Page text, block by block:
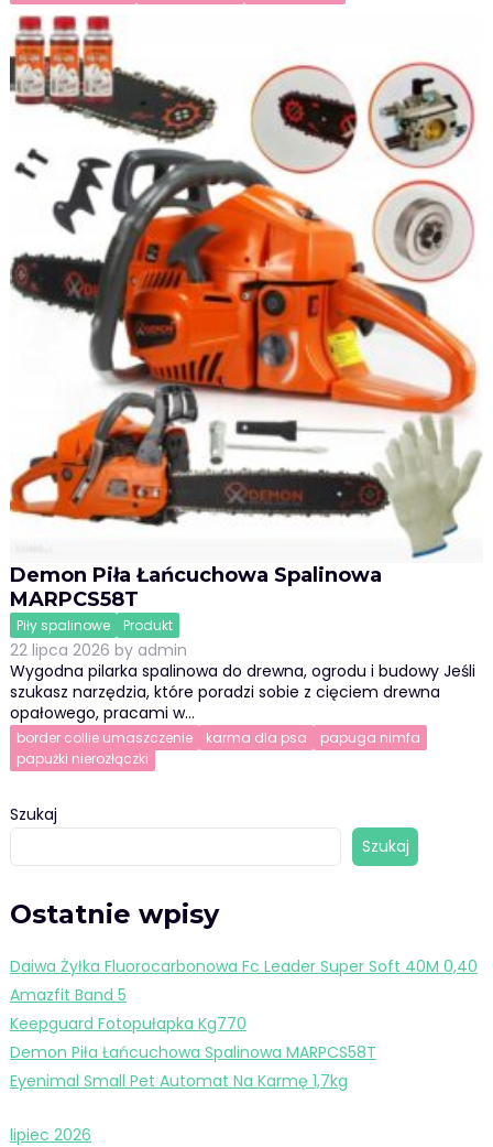
Demon Piła Łańcuchowa Spalinowa
MARPCS58T
Piły spalinowe Produkt
22 lipca 2026 by admin
Wygodna pilarka spalinowa do drewna, ogrodu i budowy Jeśli
szukasz narzędzia, które poradzi sobie z cięciem drewna
opałowego, pracami w…
border collie umaszczenie karma dla psa
papuga nimfa
papużki nierozłączki
Szukaj
Szukaj
Ostatnie wpisy
Daiwa Żyłka Fluorocarbonowa Fc Leader Super Soft 40M 0,40
Amazfit Band 5
Keepguard Fotopułapka Kg770
Demon Piła Łańcuchowa Spalinowa MARPCS58T
Eyenimal Small Pet Automat Na Karmę 1,7kg
lipiec 2026